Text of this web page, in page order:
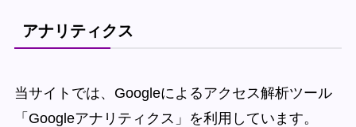
アナリティクス
当サイトでは、Googleによるアクセス解析ツール
「Googleアナリティクス」を利用しています。